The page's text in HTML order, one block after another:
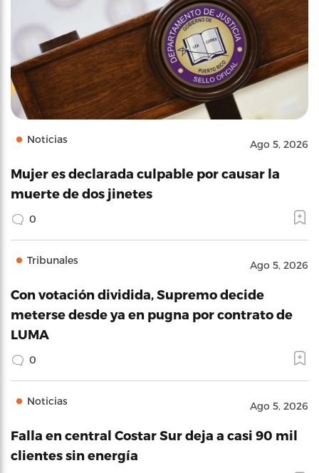
Noticias Ago 5, 2026
Mujer es declarada culpable por causar la
muerte de dos jinetes
0
Tribunales Ago 5, 2026
Con votación dividida, Supremo decide
meterse desde ya en pugna por contrato de
LUMA
0
Noticias Ago 5, 2026
Falla en central Costar Sur deja a casi 90 mil
clientes sin energía